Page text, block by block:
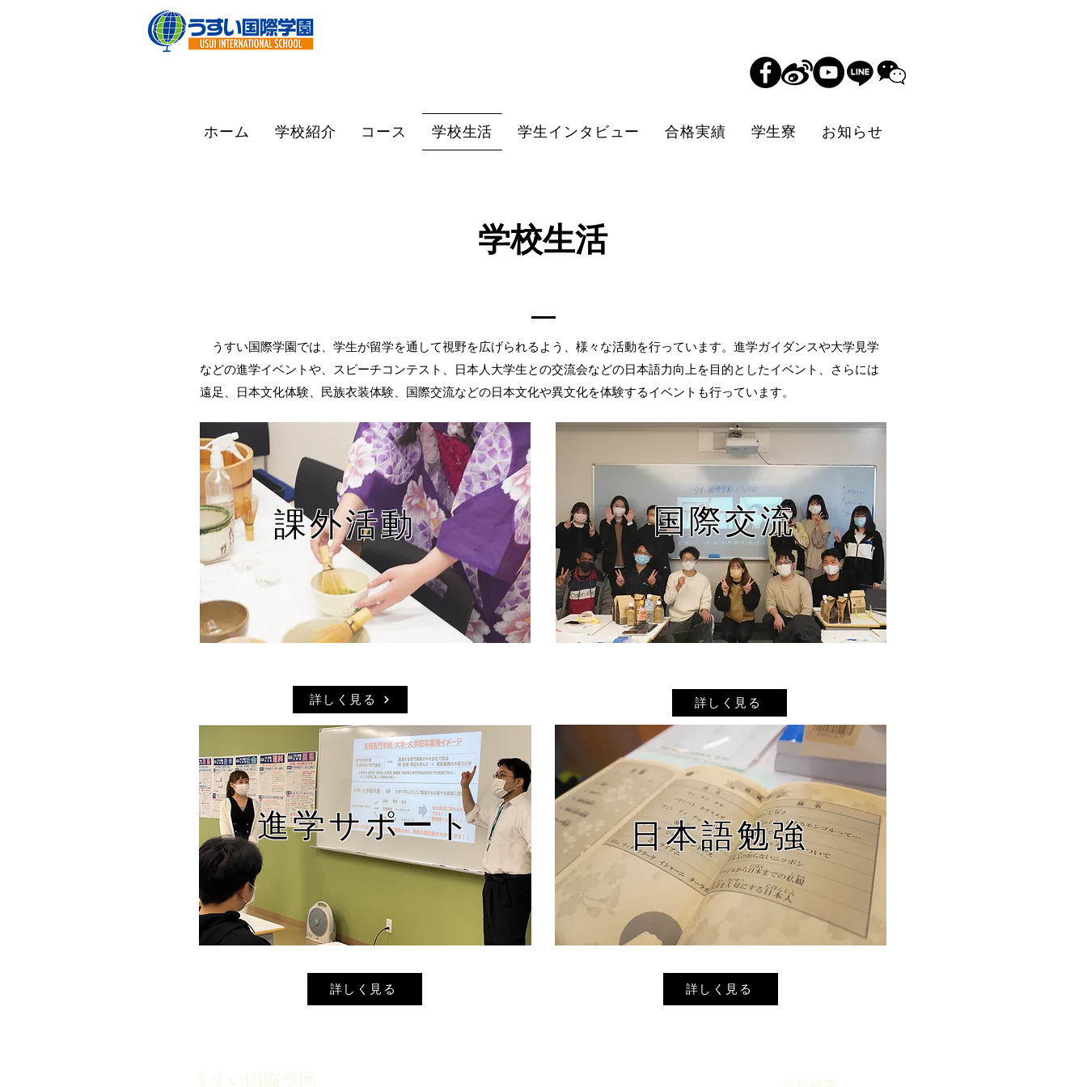
ホーム 学校紹介 コース 学校生活 学生インタビュー 合格実績 学生寮 お知らせ
学校生活
うすい国際学園では、学生が留学を通して視野を広げられるよう、様々な活動を行っています。進学ガイダンスや大学見学
などの進学イベントや、スピーチコンテスト、日本人大学生との交流会などの日本語力向上を目的としたイベント、さらには
遠足、日本文化体験、民族衣装体験、国際交流などの日本文化や異文化を体験するイベントも行っています。
​課外活動
詳しく見る
進学サポート
詳しく見る
国際交流
詳しく見る
日本語勉強
詳しく見る